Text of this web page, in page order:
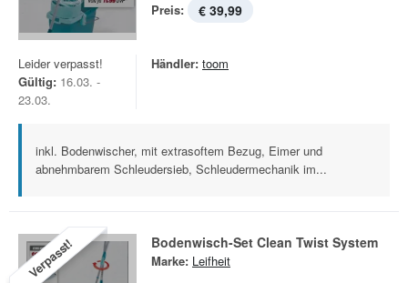
Preis: € 39,99
Leider verpasst!
Gültig: 16.03. -
23.03.
Händler: toom
inkl. Bodenwischer, mit extrasoftem Bezug, Eimer und
abnehmbarem Schleudersieb, Schleudermechanik im...
Verpasst! Bodenwisch-Set Clean Twist System
Marke: Leifheit